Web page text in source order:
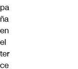
pa
ña
en
el
ter
ce